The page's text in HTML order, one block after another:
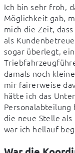
Ich bin sehr froh,
Möglichkeit gab,
mich die Zeit,
als
sogar überlegt,
damals noch
mir fairerweise
hätte ich das
die neue Stelle
war ich hellauf